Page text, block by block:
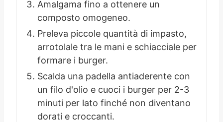
Amalgama fino a ottenere un
composto omogeneo.
Preleva piccole quantità di impasto,
arrotolale tra le mani e schiacciale per
formare i burger.
Scalda una padella antiaderente con
un filo d'olio e cuoci i burger per 2-3
minuti per lato finché non diventano
dorati e croccanti.